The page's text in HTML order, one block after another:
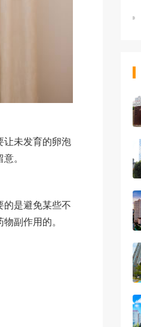
让未发育的卵泡
。
是避免某些不
副作用的。